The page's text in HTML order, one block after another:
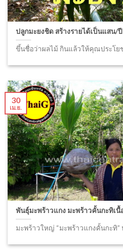
ปลูกมะยงชิด สร้างรายได้เป็นแสน
ขึ้นชื่อว่าผลไม้ กินแล้วให้คุณประโยช
พันธุ์มะพร้าวแกง มะพร้าวคั้นกะทิเนื้
มะพร้าวใหญ่ “มะพร้าวแกงคั้นกะทิ”
30
เม.ย.